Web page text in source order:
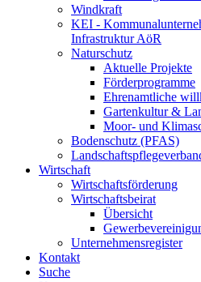
Windkraft
KEI -
Infrastruktur AöR
Naturschutz
Aktuelle Projekte
Förderprogramme
Ehrenamtliche
Gartenkultur &
Moor- und
Bodenschutz (PFAS)
Wirtschaft
Wirtschaftsförderung
Wirtschaftsbeirat
Übersicht
Unternehmensregister
Kontakt
Suche